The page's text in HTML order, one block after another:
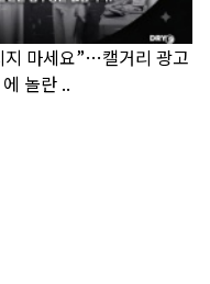
지 마세요”…캘거리 광고
에 놀란 ..